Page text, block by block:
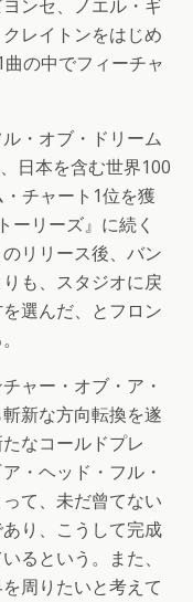
ンセ、ノエル・ギ
レイトンをはじめ
の中でフィーチャ
・オブ・ドリーム
日本を含む世界100
チャート1位を獲
ーリーズ』に続く
リリース後、バン
も、スタジオに戻
選んだ、とフロン
ャー・オブ・ア・
新な方向転換を遂
なコールドプレ
・ヘッド・フル・
て、未だ曾てない
り、こうして完成
るという。また、
周りたいと考えて